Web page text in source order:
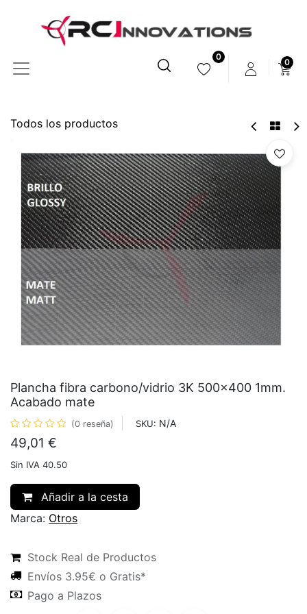
0
0
Todos los productos
Plancha fibra carbono/vidrio 3K 500x400 1mm.
Acabado mate
(0 reseña) SKU: N/A
49,01 €
Sin IVA 40.50
Añadir a la cesta
Marca: Otros
Stock Real de Productos
Envíos 3.95€ o Gratis*
Pago a Plazos